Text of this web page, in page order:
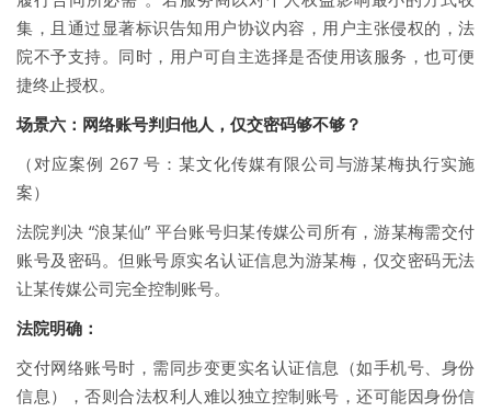
集，且通过显著标识告知用户协议内容，用户主张侵权的，法
院不予支持。同时，用户可自主选择是否使用该服务，也可便
捷终止授权。
场景六：网络账号判归他人，仅交密码够不够？
（对应案例 267 号：某文化传媒有限公司与游某梅执行实施
案）
法院判决 “浪某仙” 平台账号归某传媒公司所有，游某梅需交付
账号及密码。但账号原实名认证信息为游某梅，仅交密码无法
让某传媒公司完全控制账号。
法院明确：
交付网络账号时，需同步变更实名认证信息（如手机号、身份
信息），否则合法权利人难以独立控制账号，还可能因身份信